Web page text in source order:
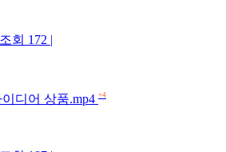
회 172 |
디어 상품.mp4 +4